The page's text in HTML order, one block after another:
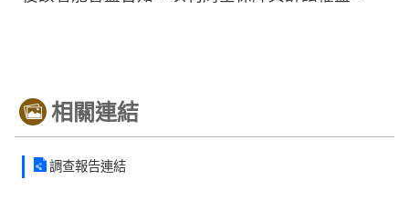
相關連結
調查報告連結